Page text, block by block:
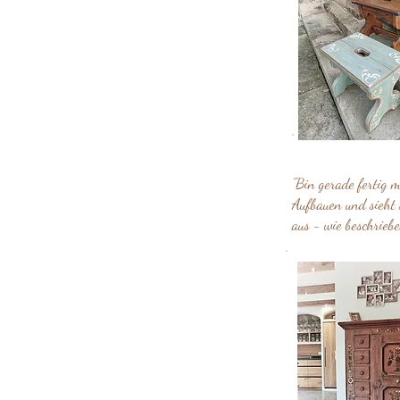
"Bin gerade fertig
Aufbauen und sieht
aus - wie